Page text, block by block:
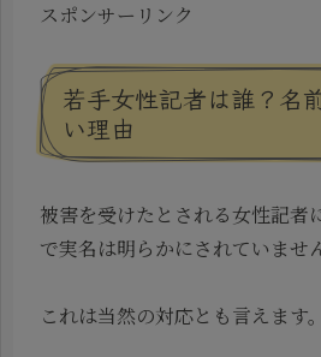
スポンサーリンク
若手女性記者は誰？名
い理由
被害を受けたとされる女性記者
で実名は明らかにされていませ
これは当然の対応とも言えます。